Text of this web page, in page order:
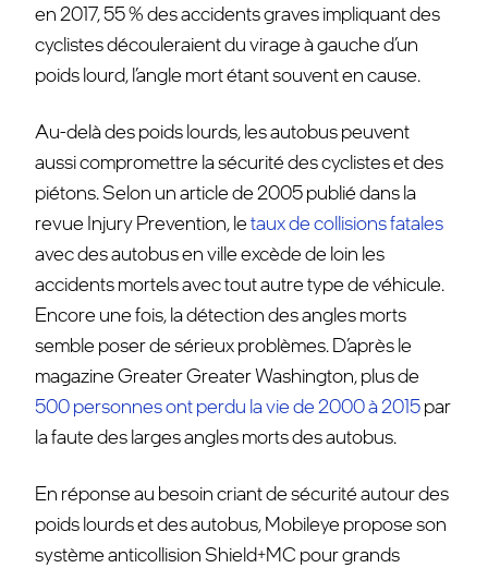
en 2017,55 % des accidents graves impliquant des
cyclistes découleraient du virage à gauche d’un
poids lourd, l’angle mort étant souvent en cause.
Au-delà des poids lourds, les autobus peuvent
aussi compromettre la sécurité des cyclistes et des
piétons. Selon un article de 2005 publié dans la
revue Injury Prevention, letaux de collisions fatales
avec des autobus en ville excède de loin les
accidents mortels avec toutautre type de véhicule.
Encore une fois, la détection des angles morts
semble poser desérieux problèmes. D’après le
magazine Greater Greater Washington, plus de
500 personnes ont perdu la vie de 2000 à 2015par
la faute des larges angles morts des autobus.
En réponse au besoin criant de sécurité autour des
poids lourds et des autobus, Mobileye propose son
système anticollision Shield+MC pour grands